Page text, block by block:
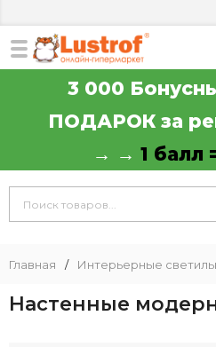
3 000
ПОДАРОК за
→ → 1 балл
Главная / Интерьерные
Настенные